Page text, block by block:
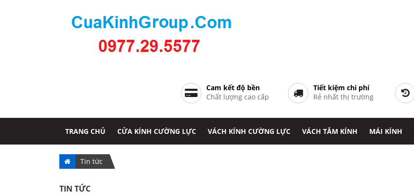
Cam kết độ bền
Chất lượng cao cấp
Tiết kiệm chi phí
Rẻ nhất thị trường
TRANG CHỦ CỬA KÍNH CƯỜNG LỰC VÁCH KÍNH CƯỜNG LỰC VÁCH TẮM KÍNH MÁI KÍNH
Tin tức
TIN TỨC